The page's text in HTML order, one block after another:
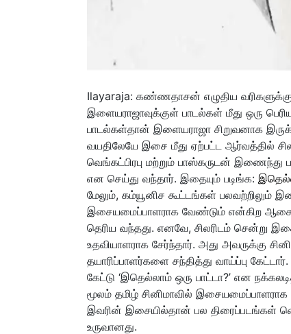
Ilayaraja: கண்ணதாசன் எழுதிய
இளையராஜாவுக்குள் பாடல்கள் மீது ஒரு
பாடல்கள்தான் இளையராஜா சிறுவனாக
வயதிலேயே இசை மீது ஏற்பட்ட ஆர்வத்தில்
வெங்கட்பிரபு மற்றும் பாஸ்கருடன் இணைந்து
என செய்து வந்தார். இதையும் படிங்க:
மேலும், கம்யூனிச கூட்டங்கள் பலவற்றிலும்
இசையமைப்பாளராக வேண்டும் என்கிற ஆசை
தெரிய வந்தது. எனவே, சிலரிடம் சென்று
உதவியாளராக சேர்ந்தார். அது அவருக்கு
தயாரிப்பாளர்களை சந்தித்து வாய்ப்பு
கேட்டு ‘இதெல்லாம் ஒரு பாட்டா?’ என
மூலம் தமிழ் சினிமாவில்
இவரின் இசையில்தான் பல திரைப்படங்கள்
உருவானது.